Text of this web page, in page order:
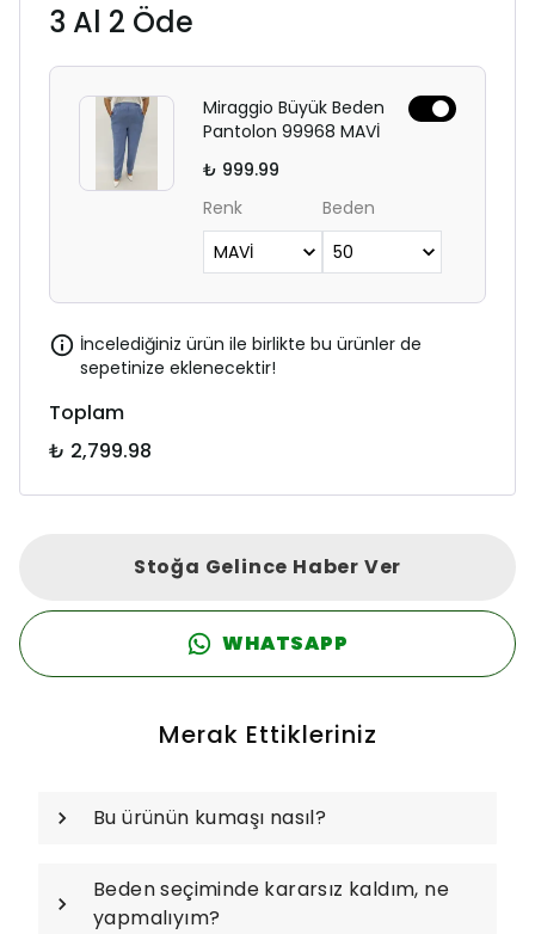
3 Al 2 Öde
Miraggio Büyük Beden
Pantolon 99968 MAVİ
₺ 999.99
Renk
Beden
İncelediğiniz ürün ile birlikte bu ürünler de
sepetinize eklenecektir!
Toplam
₺ 2,799.98
Stoğa Gelince Haber Ver
WHATSAPP
Merak Ettikleriniz
Bu ürünün kumaşı nasıl?
Beden seçiminde kararsız kaldım, ne
yapmalıyım?